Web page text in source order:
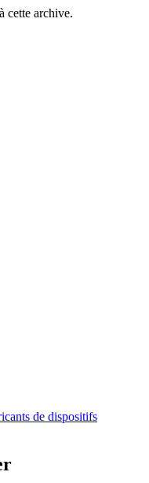
cette archive.